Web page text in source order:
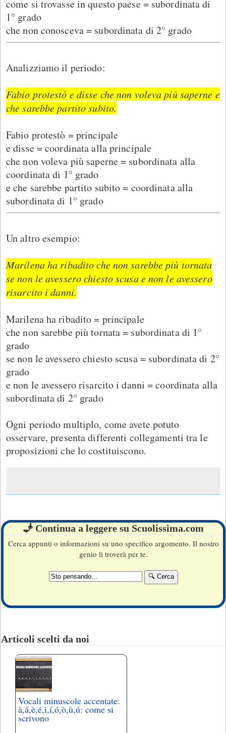
come si trovasse in questo paese = subordinata di
1° grado
che non conosceva = subordinata di 2° grado
Analizziamo il periodo:
Fabio protestò e disse che non voleva più saperne e
che sarebbe partito subito.
Fabio protestò = principale
e disse = coordinata alla principale
che non voleva più saperne = subordinata alla
coordinata di 1° grado
e che sarebbe partito subito = coordinata alla
subordinata di 1° grado
Un altro esempio:
Marilena ha ribadito che non sarebbe più tornata
se non le avessero chiesto scusa e non le avessero
risarcito i danni.
Marilena ha ribadito = principale
che non sarebbe più tornata = subordinata di 1°
grado
se non le avessero chiesto scusa = subordinata di 2°
grado
e non le avessero risarcito i danni = coordinata alla
subordinata di 2° grado
Ogni periodo multiplo, come avete potuto
osservare, presenta differenti collegamenti tra le
proposizioni che lo costituiscono.
🧞 Continua a leggere su Scuolissima.com
Cerca appunti o informazioni su uno specifico argomento. Il nostro
genio li troverà per te.
Articoli scelti da noi
Vocali minuscole accentate:
à,á,è,é,ì,í,ó,ò,ù,ú: come si
scrivono